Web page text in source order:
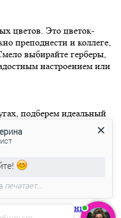
цветов. Это цветок-
преподнести и коллеге,
выбирайте герберы,
настроением или
подберем идеальный
Ответим на любой
С орхидеями
цветами
Орхидеи Пионы
печатает...